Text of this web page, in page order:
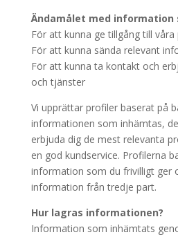
Ändamålet med information
För att kunna ge tillgång till
För att kunna sända relevant
För att kunna ta kontakt och
och tjänster
Vi upprättar profiler baserat på
informationen som inhämtas,
erbjuda dig de mest relevanta
en god kundservice. Profilerna
information som du frivilligt ger
information från tredje part.
Hur lagras informationen?
Information som inhämtats